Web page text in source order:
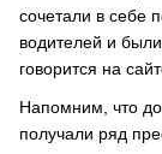
сочетали в себе
водителей и
говорится на
Напомним, что до
получали ряд